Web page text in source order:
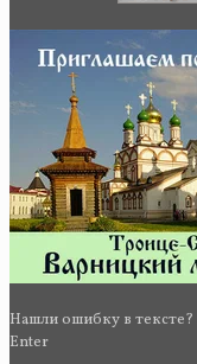
Нашли ошибку в
Enter